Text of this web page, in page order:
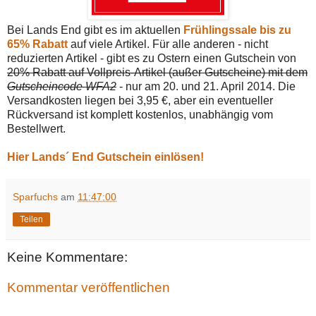
Bei Lands End gibt es im aktuellen Frühlingssale bis zu
65% Rabatt auf viele Artikel. Für alle anderen - nicht
reduzierten Artikel - gibt es zu Ostern einen Gutschein von
20% Rabatt auf Vollpreis-Artikel (außer Gutscheine) mit dem
Gutscheincode WFA2 - nur am 20. und 21. April 2014. Die
Versandkosten liegen bei 3,95 €, aber ein eventueller
Rückversand ist komplett kostenlos, unabhängig vom
Bestellwert.
Hier Lands´ End Gutschein einlösen!
Sparfuchs am 11:47:00
Teilen
Keine Kommentare:
Kommentar veröffentlichen